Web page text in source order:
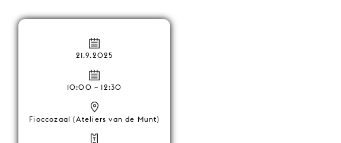
21.9.2025
10:00 – 12:30
Fioccozaal (Ateliers van de Munt)